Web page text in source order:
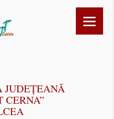
JUDEȚEANĂ
CERNA”